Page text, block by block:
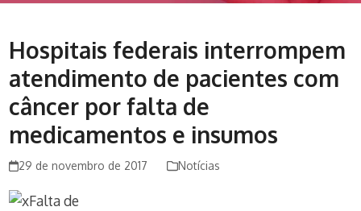
Hospitais federais interrompem
atendimento de pacientes com
câncer por falta de
medicamentos e insumos
29 de novembro de 2017 Notícias